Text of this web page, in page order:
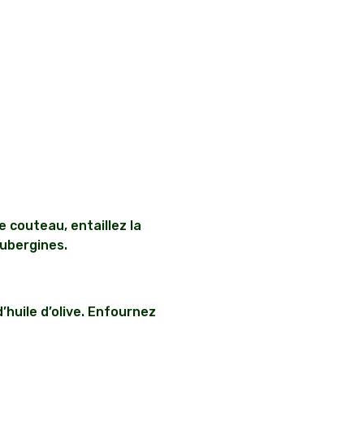
couteau, entaillez la
d’olive. Enfournez